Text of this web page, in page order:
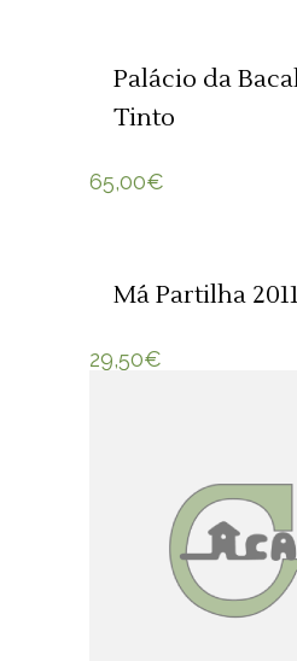
Palácio da
Tinto
65,00€
Má Partilha
29,50€